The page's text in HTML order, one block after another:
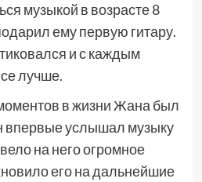
музыкой в возрасте 8
ему первую гитару.
и с каждым
лучше.
в жизни Жана был
впервые услышал музыку
на него огромное
его на дальнейшие